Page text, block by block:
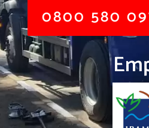
0800 580